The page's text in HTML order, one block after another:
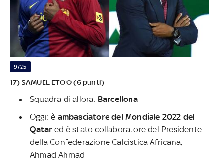
9/25
17) SAMUEL ETO'O (6 punti)
Squadra di allora: Barcellona
Oggi: è ambasciatore del Mondiale 2022 del
Qatared è stato collaboratore del Presidente
della Confederazione Calcistica Africana,
Ahmad Ahmad